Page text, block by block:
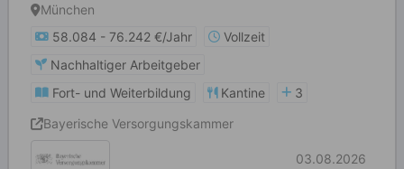
München
58.084 - 76.242 €/Jahr
Vollzeit
Nachhaltiger Arbeitgeber
Fort- und Weiterbildung
Kantine
3
Bayerische Versorgungskammer
03.08.2026